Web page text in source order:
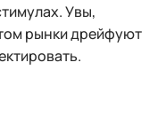
Увы,
рынки дрейфуют